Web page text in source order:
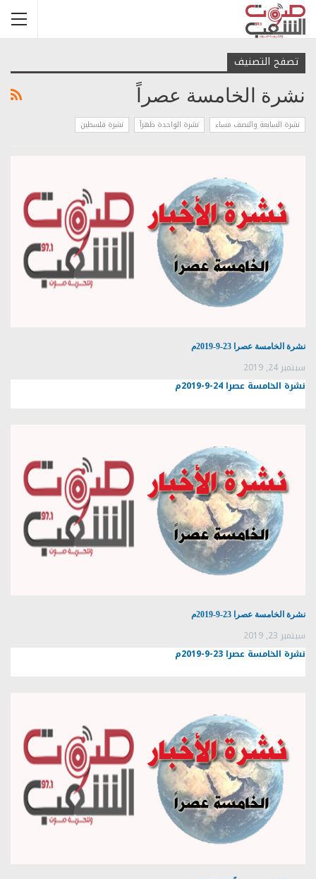
تصفح التصنيف
نشرة الخامسة عصراً
نشرة السابعة والنصف مساء نشرة الواحدة ظهراً نشرة فلسطين
نشرة الخامسة عصرا 23-9-2019م
سبتمبر 24, 2019
نشرة الخامسة عصرا 24-9-2019م
نشرة الخامسة عصرا 23-9-2019م
سبتمبر 23, 2019
نشرة الخامسة عصرا 23-9-2019م